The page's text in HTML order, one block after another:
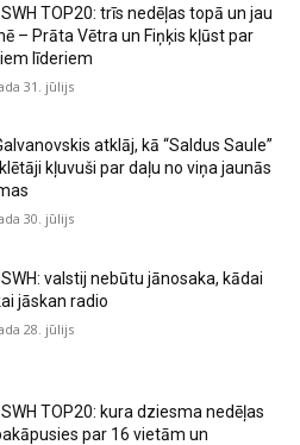
TOP20: trīs nedēļas topā un jau
– Prāta Vētra un Fiņķis kļūst par
līderiem
31. jūlijs
atklāj, kā “Saldus Saule”
kļuvuši par daļu no viņa jaunās
30. jūlijs
SWH: valstij nebūtu jānosaka, kādai
jāskan radio
28. jūlijs
SWH TOP20: kura dziesma nedēļas
par 16 vietām un